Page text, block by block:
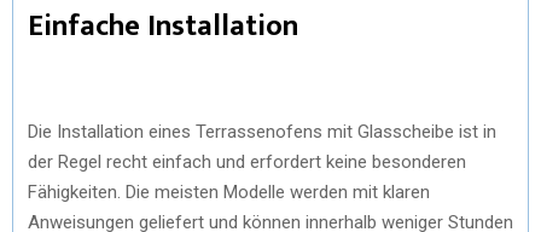
Einfache Installation
Die Installation eines Terrassenofens mit Glasscheibe ist in
der Regel recht einfach und erfordert keine besonderen
Fähigkeiten. Die meisten Modelle werden mit klaren
Anweisungen geliefert und können innerhalb weniger Stunden